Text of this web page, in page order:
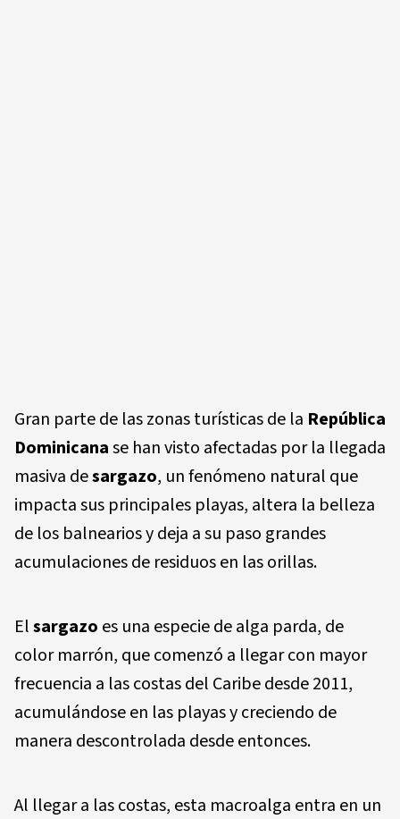
Gran parte de las zonas turísticas de la República
Dominicanase han visto afectadas por la llegada
masiva desargazo, un fenómeno natural que
impacta sus principales playas, altera la belleza
de los balnearios y deja a su paso grandes
acumulaciones de residuos en las orillas.
Elsargazo es una especie de alga parda, de
color marrón, que comenzó a llegar con mayor
frecuencia a las costas del Caribe desde 2011,
acumulándose en las playas y creciendo de
manera descontrolada desde entonces.
Al llegar a las costas, esta macroalga entra en un